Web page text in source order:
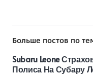
Больше постов по
Subaru Leone
Полиса На Субару